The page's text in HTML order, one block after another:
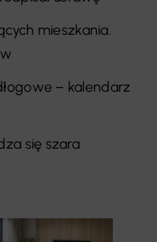
mieszkania.
– kalendarz
się szara